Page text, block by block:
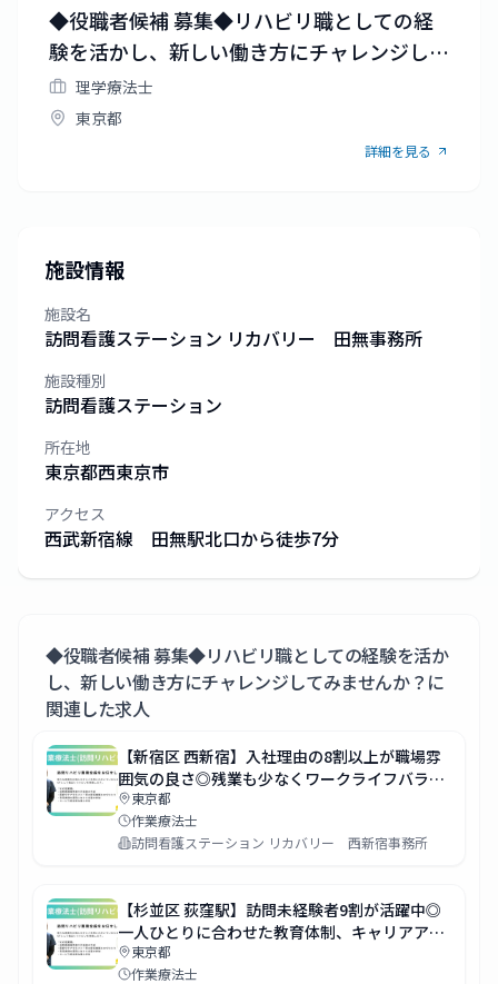
◆役職者候補 募集◆リハビリ職としての経
験を活かし、新しい働き方にチャレンジして
みませんか？
理学療法士
東京都
詳細を見る
施設情報
施設名
訪問看護ステーション リカバリー 田無事務所
施設種別
訪問看護ステーション
所在地
東京都西東京市
アクセス
西武新宿線 田無駅北口から徒歩7分
◆役職者候補 募集◆リハビリ職としての経験を活か
し、新しい働き方にチャレンジしてみませんか？ に
関連した求人
【新宿区 西新宿】入社理由の8割以上が職場雰
囲気の良さ◎残業も少なくワークライフバラン
スの取れた働き方が可能です！
東京都
作業療法士
訪問看護ステーション リカバリー 西新宿事務所
【杉並区 荻窪駅】訪問未経験者9割が活躍中◎
一人ひとりに合わせた教育体制、キャリアアッ
プできる環境を整えています！
東京都
作業療法士